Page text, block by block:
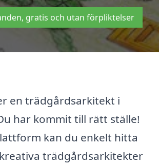
gratis och utan förpliktelser
en trädgårdsarkitekt i
har kommit till rätt ställe!
kan du enkelt hitta
trädgårdsarkitekter